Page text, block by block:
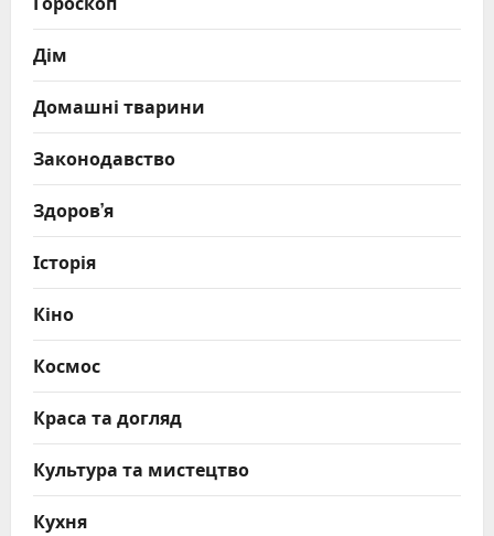
Дім
Домашні тварини
Законодавство
Здоров’я
Історія
Кіно
Космос
Краса та догляд
Культура та мистецтво
Кухня